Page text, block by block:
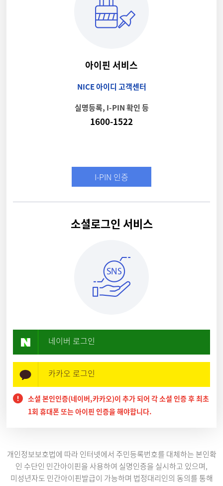
아이핀 서비스
NICE 아이디 고객센터
실명등록, I-PIN 확인 등
1600-1522
I-PIN 인증
소셜로그인 서비스
네이버 로그인
카카오 로그인
소셜 본인인증(네이버,카카오)이 추가 되어 각 소셜 인증 후 최초
1회 휴대폰 또는 아이핀 인증을 해야합니다.
개인정보보호법에 따라 인터넷에서 주민등록번호를 대체하는 본인확
인 수단인 민간아이핀을 사용하여 실명인증을 실시하고 있으며,
미성년자도 민간아이핀발급이 가능하며 법정대리인의 동의를 통해